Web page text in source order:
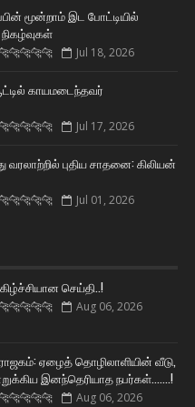
மூன்றாம் இட போட்டியில்
Jul 18, 2026
காயமடைந்தவர்
Jul 17, 2026
புதிய சாதனை: கிலியன்
Jul 01, 2026
செய்தி..!
Aug 06, 2026
ஏழைத் தொழிலாளியின் வீடு,
இனந்தெரியாத நபர்கள்.......!
Aug 06, 2026